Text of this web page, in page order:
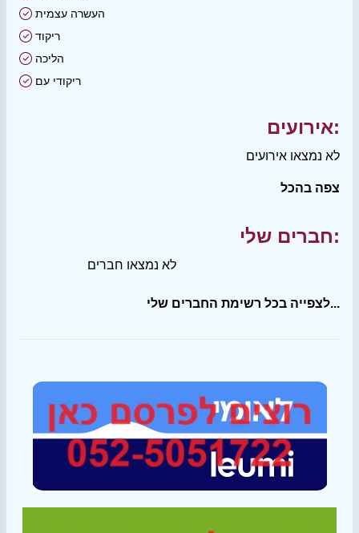
העשרה עצמית
ריקוד
הליכה
ריקודי עם
אירועים:
לא נמצאו אירועים
צפה בהכל
חברים שלי:
לא נמצאו חברים
לצפייה בכל רשימת החברים שלי...